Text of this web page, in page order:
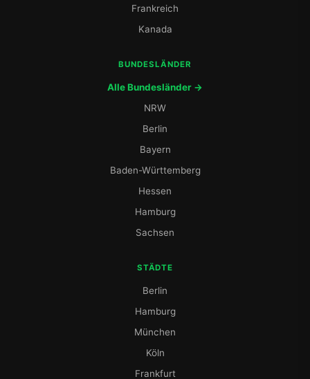
Frankreich
Kanada
BUNDESLÄNDER
Alle Bundesländer →
NRW
Berlin
Bayern
Baden-Württemberg
Hessen
Hamburg
Sachsen
STÄDTE
Berlin
Hamburg
München
Köln
Frankfurt